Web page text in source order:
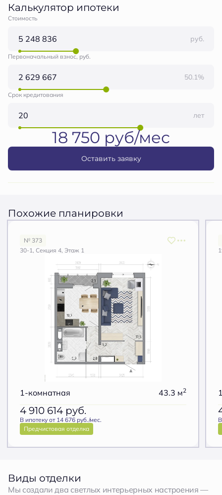
Калькулятор ипотеки
Стоимость
руб.
Первоначальный взнос, руб.
50.1%
Срок кредитования
лет
18 750 руб/мес
Оставить заявку
Похожие планировки
№ 373
30-1, Секция 4, Этаж 1
1-комнатная 43.3 м2
4 910 614 руб.
В ипотеку от 14 676 руб./мес.
Предчистовая отделка
Виды отделки
Мы создали два светлых интерьерных настроения —